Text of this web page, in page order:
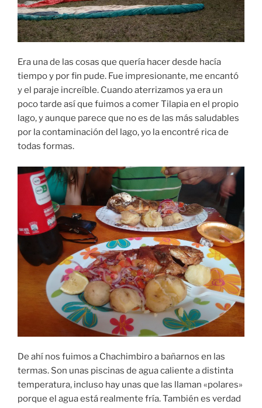
Era una de las cosas que quería hacer desde hacía
tiempo y por fin pude. Fue impresionante, me encantó
y el paraje increíble. Cuando aterrizamos ya era un
poco tarde así que fuimos a comer Tilapia en el propio
lago, y aunque parece que no es de las más saludables
por la contaminación del lago, yo la encontré rica de
todas formas.
De ahí nos fuimos a Chachimbiro a bañarnos en las
termas. Son unas piscinas de agua caliente a distinta
temperatura, incluso hay unas que las llaman «polares»
porque el agua está realmente fría. También es verdad